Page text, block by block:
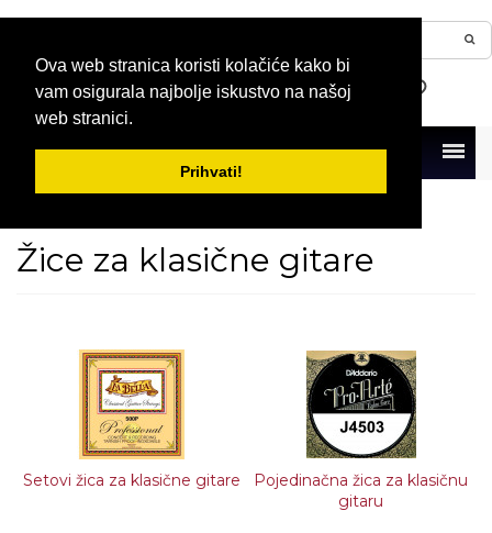
Ova web stranica koristi kolačiće kako bi
vam osigurala najbolje iskustvo na našoj
web stranici.
Prihvati!
Menu
Žice za klasične gitare
Setovi žica za klasične gitare
Pojedinačna žica za klasičnu
gitaru